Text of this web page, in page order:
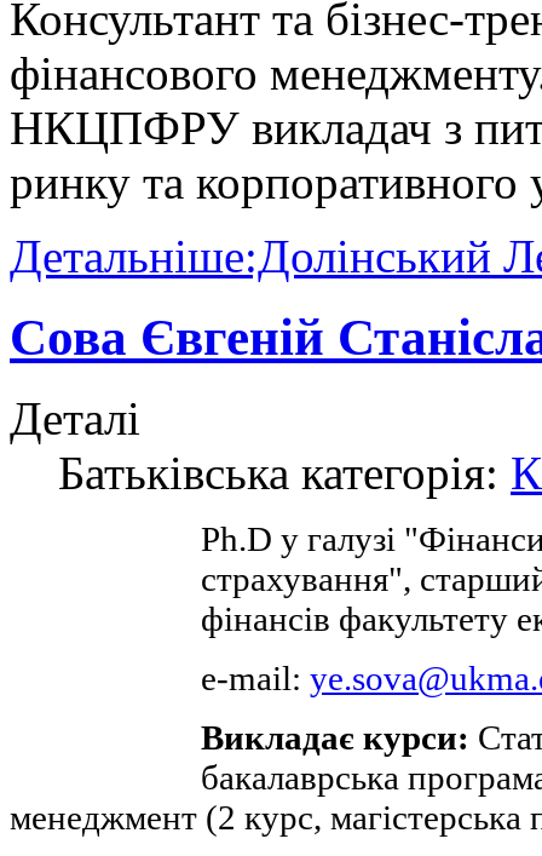
Консультант та бізнес-
фінансового
НКЦПФРУ викладач з
ринку та корпоративного
Детальніше:Долінський
Сова Євгеній
Деталі
Батьківська категорія:
Ph.D у галузі
страхування",
фінансів факультету
e-mail:
Викладає курси:
бакалаврська
менеджмент (2 курс, магістерська